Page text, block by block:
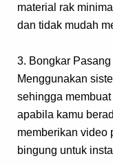
material rak
dan tidak mudah
3. Bongkar Pasang
Menggunakan
sehingga
apabila kamu
memberikan video
bingung untuk